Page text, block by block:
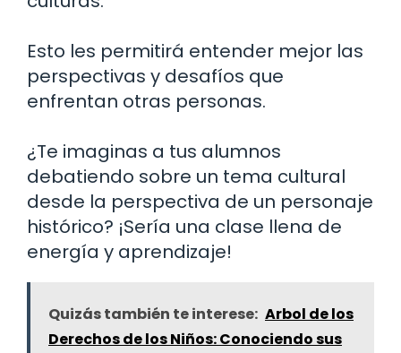
Esto les permitirá entender mejor las
perspectivas y desafíos que
enfrentan otras personas.
¿Te imaginas a tus alumnos
debatiendo sobre un tema cultural
desde la perspectiva de un personaje
histórico? ¡Sería una clase llena de
energía y aprendizaje!
Quizás también te interese: Arbol de los
Derechos de los Niños: Conociendo sus